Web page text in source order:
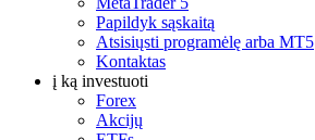
Papildyk sąskaitą
Atsisiųsti programėlę arba MT5
Kontaktas
į ką investuoti
Forex
Akcijų